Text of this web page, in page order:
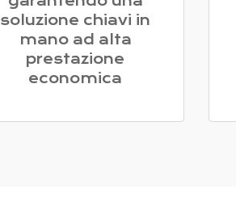
soluzione chiavi in
mano ad alta
prestazione
economica